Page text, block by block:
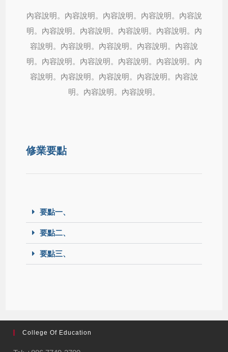
內容說明。內容說明。內容說明。內容說明。內容說
明。內容說明。內容說明。內容說明。內容說明。內
容說明。內容說明。內容說明。內容說明。內容說
明。內容說明。內容說明。內容說明。內容說明。內
容說明。內容說明。內容說明。內容說明。內容說
明。內容說明。內容說明。
修業要點
要點一、
要點二、
要點三、
College Of Education